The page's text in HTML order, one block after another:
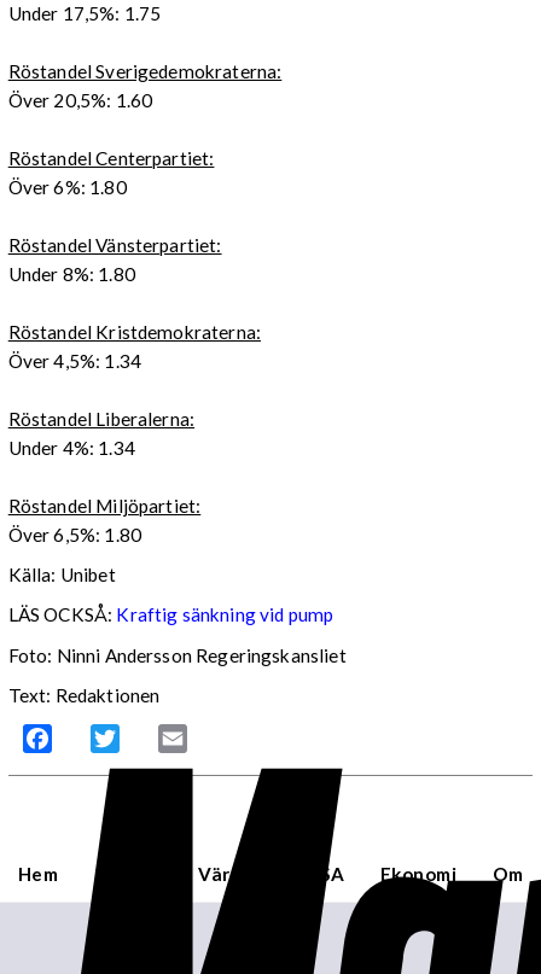
Under 17,5%: 1.75
Röstandel Sverigedemokraterna:
Över 20,5%: 1.60
Röstandel Centerpartiet:
Över 6%: 1.80
Röstandel Vänsterpartiet:
Under 8%: 1.80
Röstandel Kristdemokraterna:
Över 4,5%: 1.34
Röstandel Liberalerna:
Under 4%: 1.34
Röstandel Miljöpartiet:
Över 6,5%: 1.80
Källa: Unibet
LÄS OCKSÅ: Kraftig sänkning vid pump
Foto: Ninni Andersson Regeringskansliet
Text: Redaktionen
Facebook Twitter
Hem Sverige Världen USA Ekonomi Om